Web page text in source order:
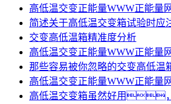
高低温交变正能量WWW正能量
简述关于高低温交变箱试验时应
交变高低温箱精准度分析
高低温交变正能量WWW正能量
那些容易被你忽略的交变高低温
高低温交变正能量WWW正能量
高低温交变箱虽然好用